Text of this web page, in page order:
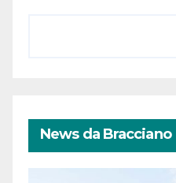
News da Bracciano